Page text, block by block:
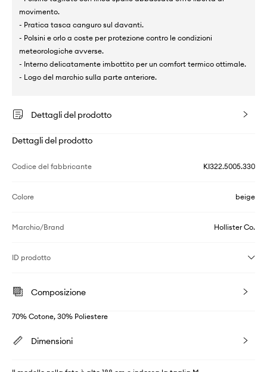
movimento.
- Pratica tasca canguro sul davanti.
- Polsini e orlo a coste per protezione contro le condizioni
meteorologiche avverse.
- Interno delicatamente imbottito per un comfort termico ottimale.
- Logo del marchio sulla parte anteriore.
Dettagli del prodotto
Dettagli del prodotto
Codice del fabbricante KI322.5005.330
Colore beige
Marchio/Brand Hollister Co.
ID prodotto
Composizione
70% Cotone, 30% Poliestere
Dimensioni